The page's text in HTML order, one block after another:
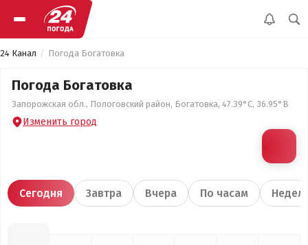
24 Канал Погода Богатовка
Погода Богатовка
Запорожская обл., Пологовский район, Богатовка, 47.39°С, 36.95°В
Изменить город
Сегодня Завтра Вчера По часам